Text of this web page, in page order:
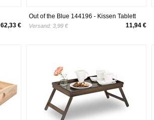
62,33 €
Out of the Blue 144196 - Kissen Tablett
Lieblingsmensch, ca. 43 x 32,5 cm
Versand: 3,99 € 11,94 €